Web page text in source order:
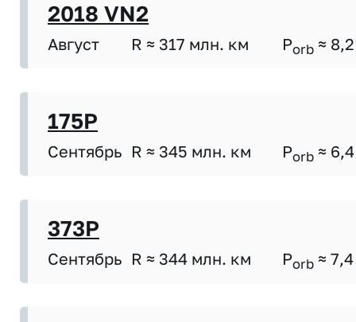
2018 VN2
Август R ≈ 317 млн. км Porb ≈ 8,2
175P
Сентябрь R ≈ 345 млн. км Porb ≈ 6,4
373P
Сентябрь R ≈ 344 млн. км Porb ≈ 7,4